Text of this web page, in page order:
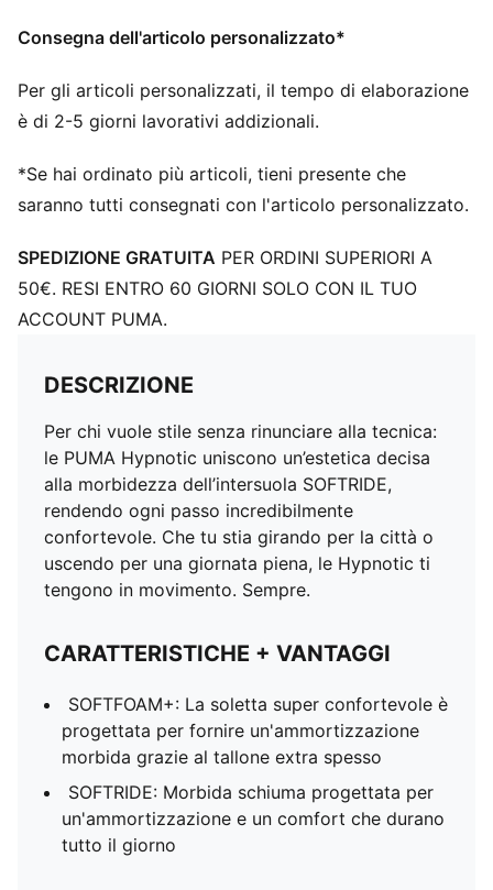
Consegna dell'articolo personalizzato*
Per gli articoli personalizzati, il tempo di elaborazione
è di 2-5 giorni lavorativi addizionali.
*Se hai ordinato più articoli, tieni presente che
saranno tutti consegnati con l'articolo personalizzato.
SPEDIZIONE GRATUITA PER ORDINI SUPERIORI A
50€. RESI ENTRO 60 GIORNI SOLO CON IL TUO
ACCOUNT PUMA.
DESCRIZIONE
Per chi vuole stile senza rinunciare alla tecnica:
le PUMA Hypnotic uniscono un’estetica decisa
alla morbidezza dell’intersuola SOFTRIDE,
rendendo ogni passo incredibilmente
confortevole. Che tu stia girando per la città o
uscendo per una giornata piena, le Hypnotic ti
tengono in movimento. Sempre.
CARATTERISTICHE + VANTAGGI
SOFTFOAM+: La soletta super confortevole è
progettata per fornire un'ammortizzazione
morbida grazie al tallone extra spesso
SOFTRIDE: Morbida schiuma progettata per
un'ammortizzazione e un comfort che durano
tutto il giorno